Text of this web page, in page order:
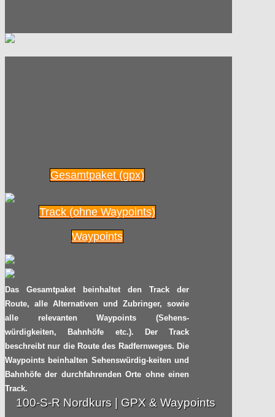
Gesamtpaket (gpx)
Track (ohne Waypoints)
Waypoints
Das Gesamtpaket beinhaltet den Track der
Route, alle Alternativen und Zubringer, sowie
alle relevanten Waypoints (Sehens-
würdigkeiten, Bahnhöfe etc.). Der Track
beschreibt nur die Route des Radfernweges. Die
Waypoints beinhalten Sehenswürdig-keiten und
Bahnhöfe der durchfahrenden Orte ohne einen
Track.
100-S-R Nordkurs | GPX & Waypoints